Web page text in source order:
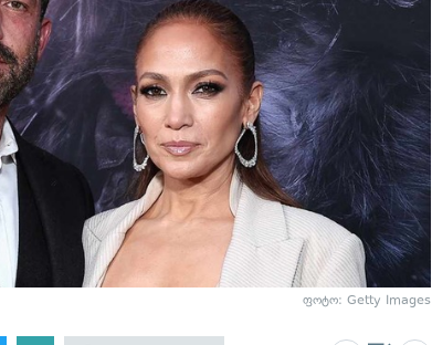
ფოტო: Getty Images